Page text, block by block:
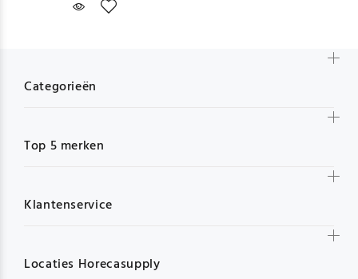
Categorieën
Top 5 merken
Klantenservice
Locaties Horecasupply